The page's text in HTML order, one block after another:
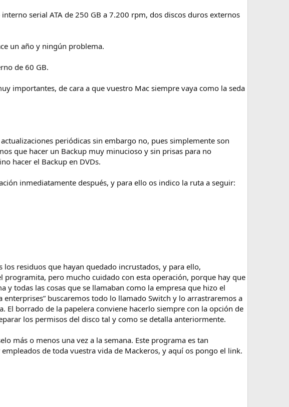
serial ATA de 250 GB a 7.200 rpm, dos discos duros externos
un año y ningún problema.
de 60 GB.
importantes, de cara a que vuestro Mac siempre vaya como la seda
periódicas sin embargo no, pues simplemente son
que hacer un Backup muy minucioso y sin prisas para no
hacer el Backup en DVDs.
inmediatamente después, y para ello os indico la ruta a seguir:
residuos que hayan quedado incrustados, y para ello,
pero mucho cuidado con esta operación, porque hay que
y todas las cosas que se llamaban como la empresa que hizo el
buscaremos todo lo llamado Switch y lo arrastraremos a
borrado de la papelera conviene hacerlo siempre con la opción de
los permisos del disco tal y como se detalla anteriormente.
más o menos una vez a la semana. Este programa es tan
de toda vuestra vida de Mackeros, y aquí os pongo el link.